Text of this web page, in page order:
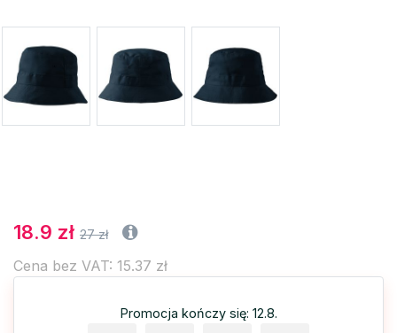
18.9 zł 27 zł
Cena bez VAT: 15.37 zł
Promocja kończy się: 12.8.